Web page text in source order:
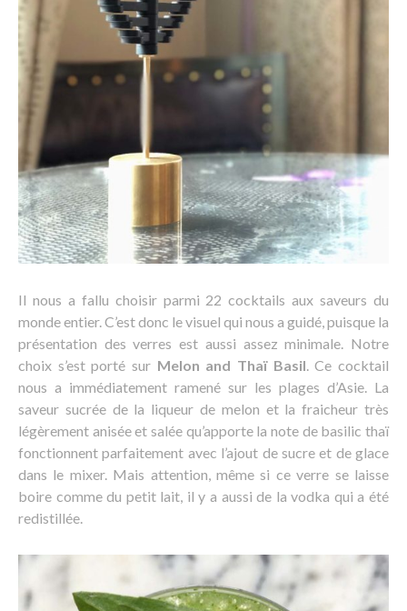
Il nous a fallu choisir parmi 22 cocktails aux saveurs du
monde entier. C’est donc le visuel qui nous a guidé, puisque la
présentation des verres est aussi assez minimale. Notre
choix s’est porté sur Melon and Thaï Basil. Ce cocktail
nous a immédiatement ramené sur les plages d’Asie. La
saveur sucrée de la liqueur de melon et la fraicheur très
légèrement anisée et salée qu’apporte la note de basilic thaï
fonctionnent parfaitement avec l’ajout de sucre et de glace
dans le mixer. Mais attention, même si ce verre se laisse
boire comme du petit lait, il y a aussi de la vodka qui a été
redistillée.